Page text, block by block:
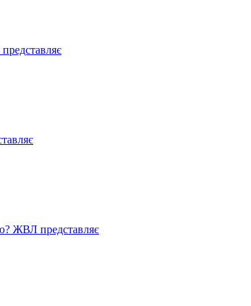
ЖВЛ представляє